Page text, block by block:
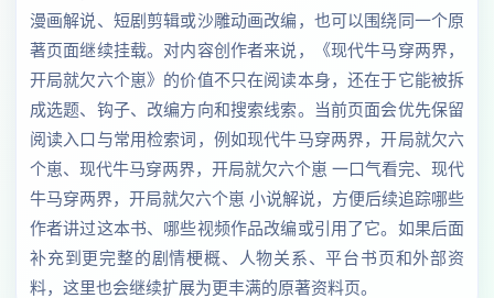
漫画解说、短剧剪辑或沙雕动画改编，也可以围绕同一个原
著页面继续挂载。对内容创作者来说，《现代牛马穿两界，
开局就欠六个崽》的价值不只在阅读本身，还在于它能被拆
成选题、钩子、改编方向和搜索线索。当前页面会优先保留
阅读入口与常用检索词，例如现代牛马穿两界，开局就欠六
个崽、现代牛马穿两界，开局就欠六个崽 一口气看完、现代
牛马穿两界，开局就欠六个崽 小说解说，方便后续追踪哪些
作者讲过这本书、哪些视频作品改编或引用了它。如果后面
补充到更完整的剧情梗概、人物关系、平台书页和外部资
料，这里也会继续扩展为更丰满的原著资料页。